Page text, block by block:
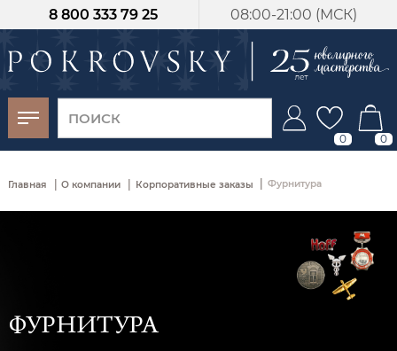
08:00-21:00 (МСК)
8 800 333 79 25
0 0
Главная | О компании | Корпоративные заказы Фурнитура
ФУРНИТУРА
-30%
от 15 дней с
момента оплаты